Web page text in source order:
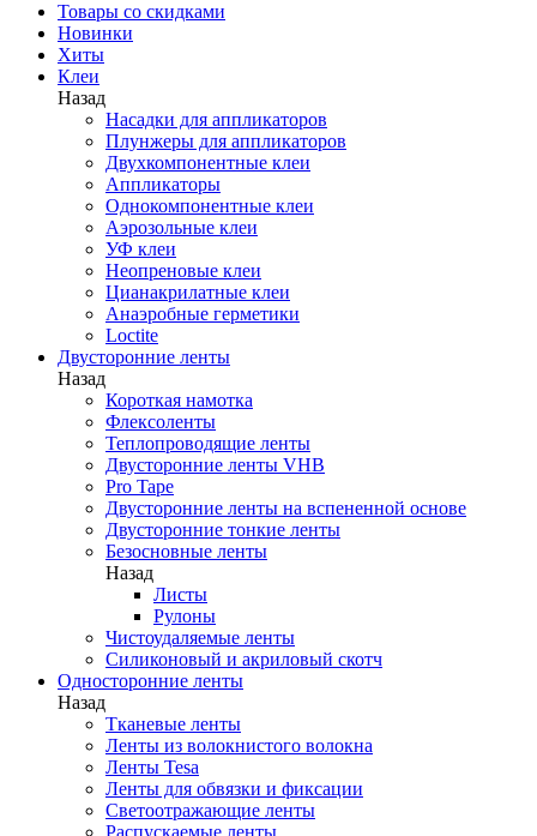
Товары со скидками
Новинки
Хиты
Клеи
Назад
Насадки для аппликаторов
Плунжеры для аппликаторов
Двухкомпонентные клеи
Аппликаторы
Однокомпонентные клеи
Аэрозольные клеи
УФ клеи
Неопреновые клеи
Цианакрилатные клеи
Анаэробные герметики
Loctite
Двусторонние ленты
Назад
Короткая намотка
Флексоленты
Теплопроводящие ленты
Двусторонние ленты VHB
Pro Tape
Двусторонние ленты на вспененной основе
Двусторонние тонкие ленты
Безосновные ленты
Назад
Листы
Рулоны
Чистоудаляемые ленты
Силиконовый и акриловый скотч
Односторонние ленты
Назад
Тканевые ленты
Ленты из волокнистого волокна
Ленты Tesa
Ленты для обвязки и фиксации
Светоотражающие ленты
Распускаемые ленты